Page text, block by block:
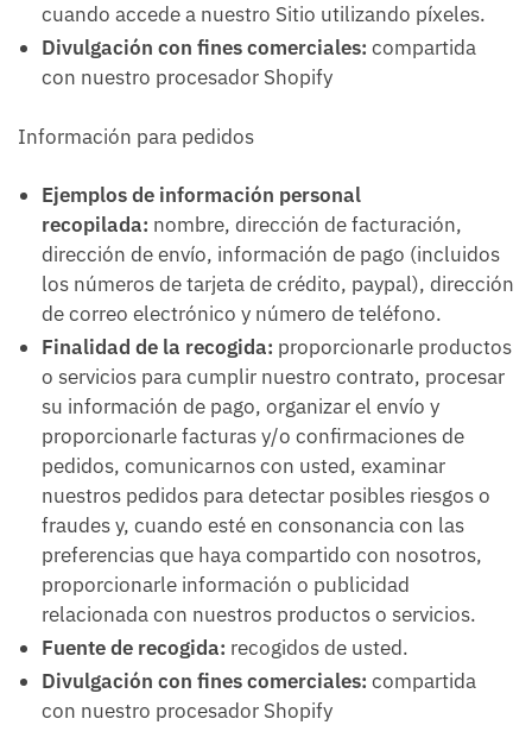
cuando accede a nuestro Sitio utilizando píxeles.
Divulgación con fines comerciales: compartida
con nuestro procesador Shopify
Información para pedidos
Ejemplos de información personal
recopilada: nombre, dirección de facturación,
dirección de envío, información de pago (incluidos
los números de tarjeta de crédito, paypal), dirección
de correo electrónico y número de teléfono.
Finalidad de la recogida: proporcionarle productos
o servicios para cumplir nuestro contrato, procesar
su información de pago, organizar el envío y
proporcionarle facturas y/o confirmaciones de
pedidos, comunicarnos con usted, examinar
nuestros pedidos para detectar posibles riesgos o
fraudes y, cuando esté en consonancia con las
preferencias que haya compartido con nosotros,
proporcionarle información o publicidad
relacionada con nuestros productos o servicios.
Fuente de recogida: recogidos de usted.
Divulgación con fines comerciales: compartida
con nuestro procesador Shopify